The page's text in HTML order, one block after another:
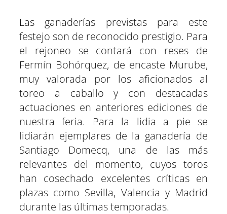
Las ganaderías previstas para este
festejo son de reconocido prestigio. Para
el rejoneo se contará con reses de
Fermín Bohórquez, de encaste Murube,
muy valorada por los aficionados al
toreo a caballo y con destacadas
actuaciones en anteriores ediciones de
nuestra feria. Para la lidia a pie se
lidiarán ejemplares de la ganadería de
Santiago Domecq, una de las más
relevantes del momento, cuyos toros
han cosechado excelentes críticas en
plazas como Sevilla, Valencia y Madrid
durante las últimas temporadas.